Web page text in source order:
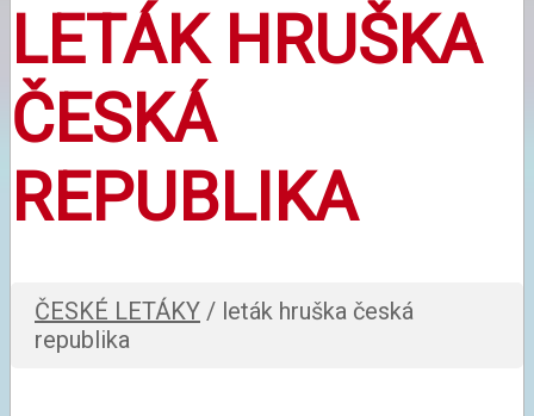
LETÁK HRUŠKA
ČESKÁ
REPUBLIKA
ČESKÉ LETÁKY / leták hruška česká
republika